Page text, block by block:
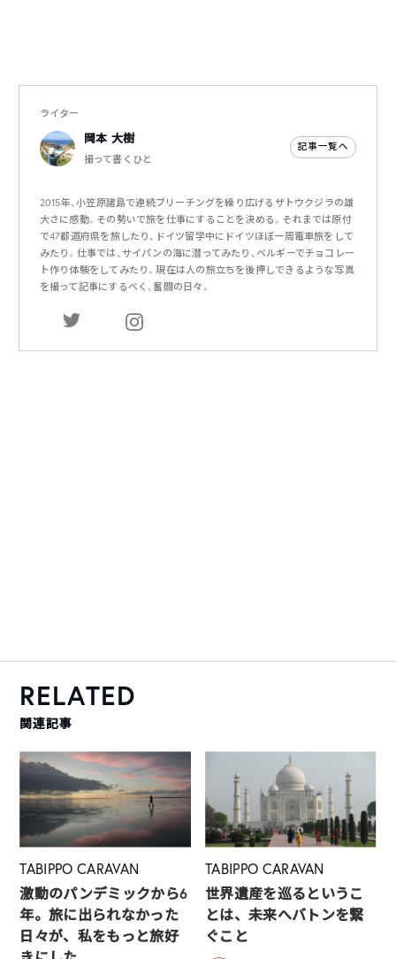
ライター
岡本 大樹
撮って書くひと
記事一覧へ
2015年、小笠原諸島で連続ブリーチングを繰り広げるザトウクジラの雄
大さに感動。その勢いで旅を仕事にすることを決める。それまでは原付
で47都道府県を旅したり、ドイツ留学中にドイツほぼ一周電車旅をして
みたり。仕事では、サイパンの海に潜ってみたり、ベルギーでチョコレー
ト作り体験をしてみたり。現在は人の旅立ちを後押しできるような写真
を撮って記事にするべく、奮闘の日々。
RELATED
関連記事
TABIPPO CARAVAN
激動のパンデミックから6
年。旅に出られなかった
日々が、私をもっと旅好
TABIPPO CARAVAN
世界遺産を巡るというこ
とは、未来へバトンを繋
ぐこと